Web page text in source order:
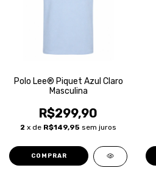
Polo Lee® Piquet Azul Claro
Masculina
R$299,90
2 x de R$149,95 sem juros
COMPRAR